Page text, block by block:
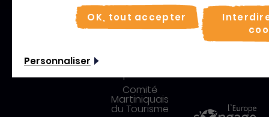
LIENS
UTILES
publics
Comité
Martiniquais
du Tourisme
OK, tout accepter
Personnaliser